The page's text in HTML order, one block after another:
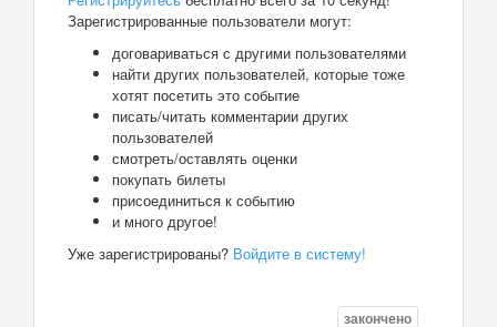
Зарегистрированные пользователи могут:
договариваться с другими пользователями
найти других пользователей, которые тоже
хотят посетить это событие
писать/читать комментарии других
пользователей
смотреть/оставлять оценки
покупать билеты
присоединиться к событию
и много другое!
Уже зарегистрированы? Войдите в систему!
закончено